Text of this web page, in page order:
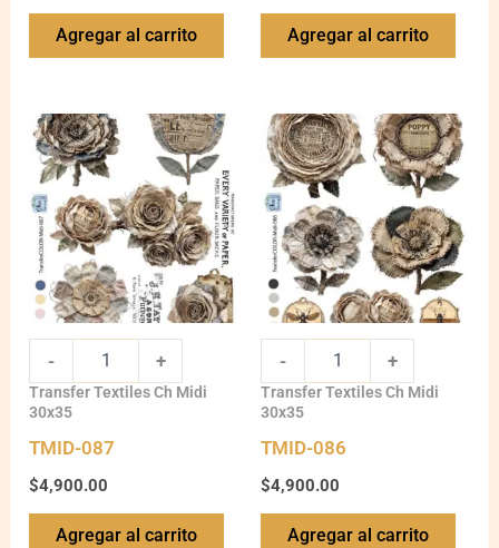
Agregar al carrito Agregar al carrito
TMID-
087
quantity
- +
Transfer Textiles Ch Midi
30x35
TMID-087
$4,900.00
Agregar al carrito
TMID-
086
quantity
- +
Transfer Textiles Ch Midi
30x35
TMID-086
$4,900.00
Agregar al carrito